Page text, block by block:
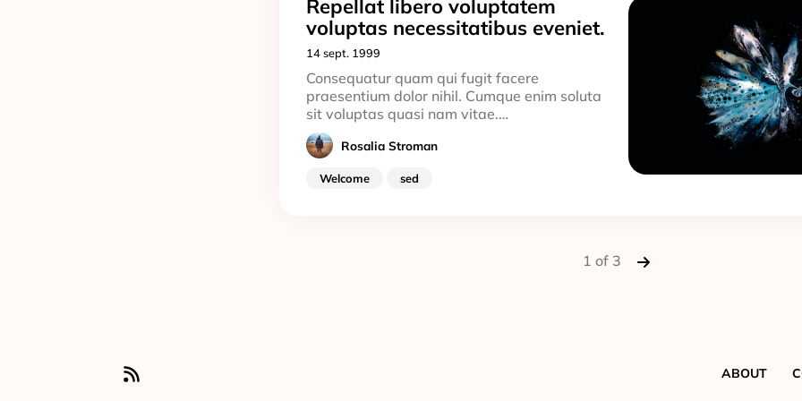
Repellat libero voluptatem
voluptas necessitatibus eveniet.
14 sept. 1999
Consequatur quam qui fugit facere
praesentium dolor nihil. Cumque enim soluta
sit voluptas quasi nam vitae.…
Rosalia Stroman
Welcome sed
1 of 3
ABOUT